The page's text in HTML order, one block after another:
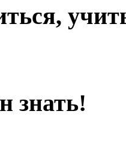
знать!